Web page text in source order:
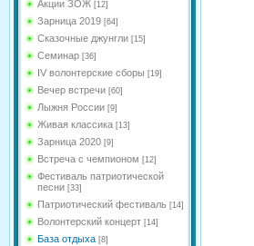
Акции ЗОЖ [12]
Зарница 2019 [64]
Сказочные джунгли [15]
Семинар [36]
IV волонтерские сборы [19]
Вечер встречи [60]
Лыжня России [9]
Живая классика [13]
Зарница 2020 [9]
Встреча с чемпионом [12]
Фестиваль патриотической
песни [33]
Патриотический фестиваль [14]
Волонтерский концерт [14]
База отдыха [8]